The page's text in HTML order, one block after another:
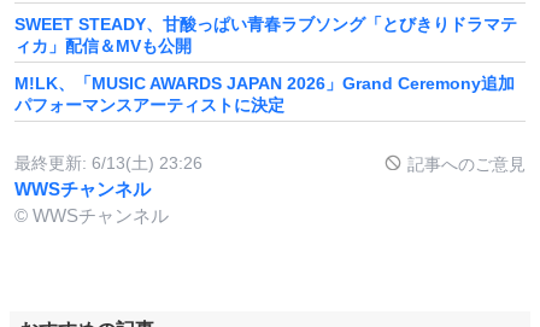
SWEET STEADY、甘酸っぱい青春ラブソング「とびきりドラマテ
ィカ」配信＆MVも公開
M!LK、「MUSIC AWARDS JAPAN 2026」Grand Ceremony追加
パフォーマンスアーティストに決定
最終更新: 6/13(土) 23:26 記事へのご意見
WWSチャンネル
© WWSチャンネル